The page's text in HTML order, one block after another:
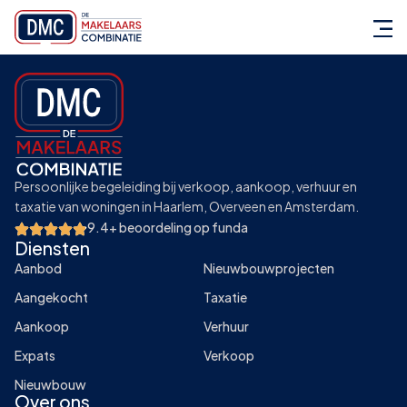
Persoonlijke begeleiding bij verkoop, aankoop, verhuur en
taxatie van woningen in Haarlem, Overveen en Amsterdam.
9.4+ beoordeling op funda
Diensten
Aanbod
Aangekocht
Aankoop
Expats
Nieuwbouw
Nieuwbouwprojecten
Taxatie
Verhuur
Verkoop
Over ons